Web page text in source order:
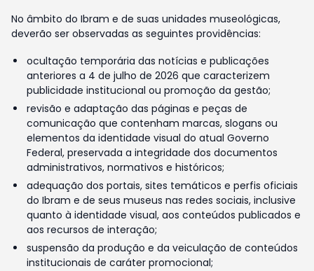
No âmbito do Ibram e de suas unidades museológicas,
deverão ser observadas as seguintes providências:
ocultação temporária das notícias e publicações
anteriores a 4 de julho de 2026 que caracterizem
publicidade institucional ou promoção da gestão;
revisão e adaptação das páginas e peças de
comunicação que contenham marcas, slogans ou
elementos da identidade visual do atual Governo
Federal, preservada a integridade dos documentos
administrativos, normativos e históricos;
adequação dos portais, sites temáticos e perfis oficiais
do Ibram e de seus museus nas redes sociais, inclusive
quanto à identidade visual, aos conteúdos publicados e
aos recursos de interação;
suspensão da produção e da veiculação de conteúdos
institucionais de caráter promocional;